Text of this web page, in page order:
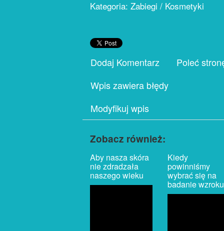
Kategoria: Zabiegi / Kosmetyki
Dodaj Komentarz
Poleć
Wpis zawiera błędy
Modyfikuj wpis
Zobacz również:
Aby nasza skóra
nie zdradzała
naszego wieku
Kiedy
powinniśmy
wybrać się na
badanie